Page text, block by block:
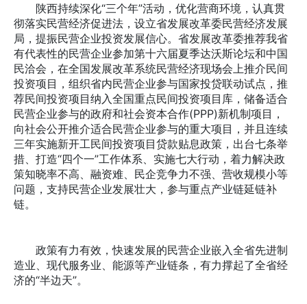
陕西持续深化“三个年”活动，优化营商环境，认真贯
彻落实民营经济促进法，设立省发展改革委民营经济发展
局，提振民营企业投资发展信心。省发展改革委推荐我省
有代表性的民营企业参加第十六届夏季达沃斯论坛和中国
民洽会，在全国发展改革系统民营经济现场会上推介民间
投资项目，组织省内民营企业参与国家投贷联动试点，推
荐民间投资项目纳入全国重点民间投资项目库，储备适合
民营企业参与的政府和社会资本合作(PPP)新机制项目，
向社会公开推介适合民营企业参与的重大项目，并且连续
三年实施新开工民间投资项目贷款贴息政策，出台七条举
措、打造“四个一”工作体系、实施七大行动，着力解决政
策知晓率不高、融资难、民企竞争力不强、营收规模小等
问题，支持民营企业发展壮大，参与重点产业链延链补
链。
政策有力有效，快速发展的民营企业嵌入全省先进制
造业、现代服务业、能源等产业链条，有力撑起了全省经
济的“半边天”。